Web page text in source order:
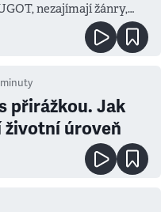
nezajímají žánry,
minuty
přirážkou. Jak
životní úroveň